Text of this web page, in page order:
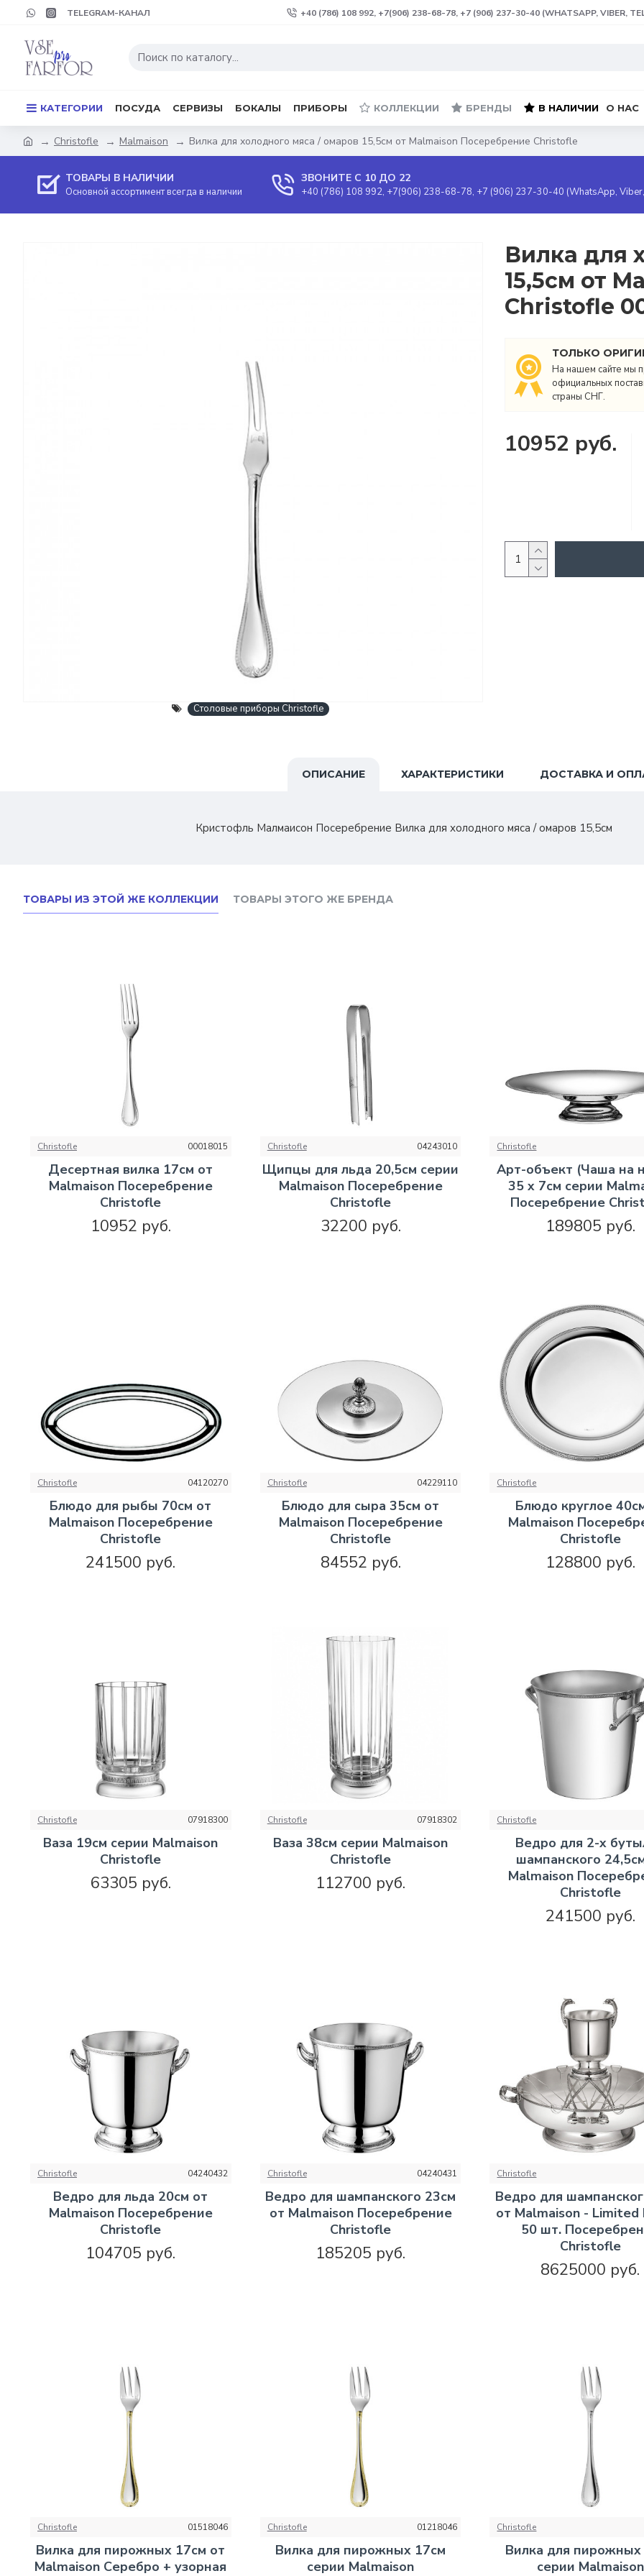
TELEGRAM-КАНАЛ +40 (786) 108 992, +7(906) 238-68-78, +7 (906) 237-30-40 (WHATSAPP, VIBER,
КАТЕГОРИИ ПОСУДА СЕРВИЗЫ БОКАЛЫ ПРИБОРЫ КОЛЛЕКЦИИ БРЕНДЫ В НАЛИЧИИ О НАС
Christofle Malmaison Вилка для холодного мяса / омаров 15,5см от Malmaison Посеребрение Christofle
ТОВАРЫ В НАЛИЧИИ
Основной ассортимент всегда в наличии
ЗВОНИТЕ С 10 ДО 22
+40 (786) 108 992, +7(906) 238-68-78, +7 (906) 237-30-40 (WhatsApp,
Столовые приборы Christofle
Вилка для
15,5см от
Christofle
ТОЛЬКО
На нашем сайте мы
официальных
страны СНГ.
10952 руб.
ОПИСАНИЕ ХАРАКТЕРИСТИКИ ДОСТАВКА И
Кристофль Малмаисон Посеребрение Вилка для холодного мяса / омаров 15,5см
ТОВАРЫ ИЗ ЭТОЙ ЖЕ КОЛЛЕКЦИИ ТОВАРЫ ЭТОГО ЖЕ БРЕНДА
Christofle 00018015
Десертная вилка 17см от
Malmaison Посеребрение
Christofle
10952 руб.
Christofle 04243010
Щипцы для льда 20,5см серии
Malmaison Посеребрение
Christofle
32200 руб.
Christofle
Арт-объект (Чаша на
35 x 7см серии
Посеребрение
189805 руб.
Christofle 04120270
Блюдо для рыбы 70см от
Malmaison Посеребрение
Christofle
241500 руб.
Christofle 04229110
Блюдо для сыра 35см от
Malmaison Посеребрение
Christofle
84552 руб.
Christofle
Блюдо круглое
Malmaison
Christofle
128800 руб.
Christofle 07918300
Ваза 19см серии Malmaison
Christofle
63305 руб.
Christofle 07918302
Ваза 38см серии Malmaison
Christofle
112700 руб.
Christofle
Ведро для 2-х
шампанского
Malmaison
Christofle
241500 руб.
Christofle 04240432
Ведро для льда 20см от
Malmaison Посеребрение
Christofle
104705 руб.
Christofle 04240431
Ведро для шампанского 23см
от Malmaison Посеребрение
Christofle
185205 руб.
Christofle
Ведро для
от Malmaison - Limited
50 шт.
Christofle
8625000 руб.
Christofle 01518046
Вилка для пирожных 17см от
Malmaison Серебро + узорная
Christofle 01218046
Вилка для пирожных 17см
серии Malmaison
Christofle
Вилка для пирожных
серии Malmaison